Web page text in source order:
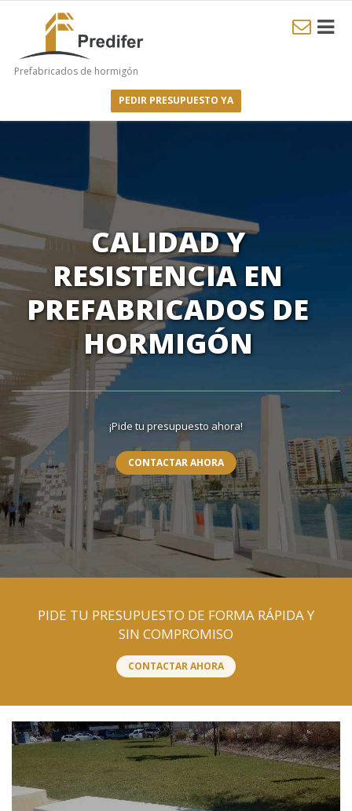
Prefabricados de hormigón
PEDIR PRESUPUESTO YA
CALIDAD Y
RESISTENCIA EN
PREFABRICADOS DE
HORMIGÓN
¡Pide tu presupuesto ahora!
CONTACTAR AHORA
PIDE TU PRESUPUESTO DE FORMA RÁPIDA Y
SIN COMPROMISO
CONTACTAR AHORA